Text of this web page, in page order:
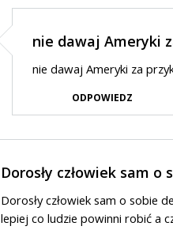
nie dawaj Ameryki
nie dawaj Ameryki za
ODPOWIEDZ
Dorosły człowiek sam o
Dorosły człowiek sam o sobie
lepiej co ludzie powinni robić a